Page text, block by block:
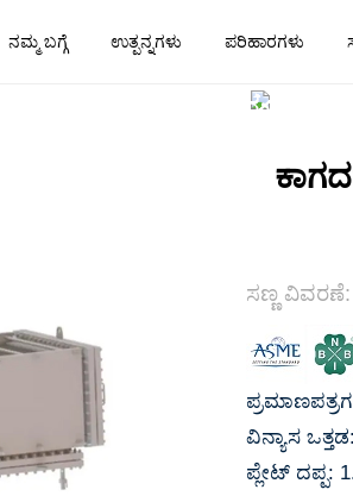
ನಮ್ಮ ಬಗ್ಗೆ ಉತ್ಪನ್ನಗಳು ಪರಿಹಾರಗಳು
ಉತ್ಪನ್ನಗಳು
ವಿನಿಮಯಕಾರಕ
ಸಣ್ಣ ವಿವರಣೆ:
ವಿನ್ಯಾಸ
ಪ್ಲೇಟ್ ದಪ್ಪ: